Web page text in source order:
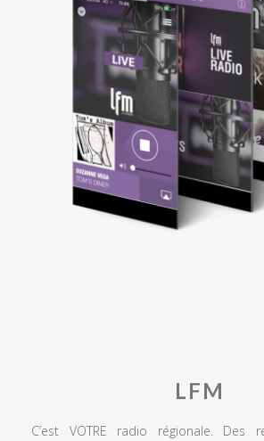
LFM
C’est VOTRE radio régionale. Des